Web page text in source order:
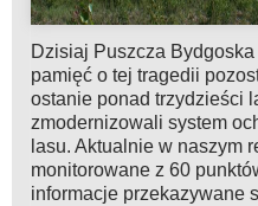
Dzisiaj Puszcza
pamięć o tej tragedii
ostanie ponad trzydzieści
zmodernizowali system
lasu. Aktualnie w naszym
monitorowane z 60
informacje przekazywane